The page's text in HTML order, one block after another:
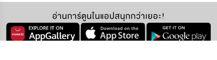
อ่านการ์ตูนในแอปสนุกกว่าเยอะ!